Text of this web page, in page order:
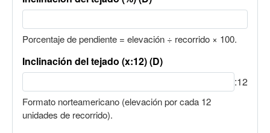
Porcentaje de pendiente = elevación ÷ recorrido × 100.
Inclinación del tejado (x:12) (D)
:12
Formato norteamericano (elevación por cada 12
unidades de recorrido).